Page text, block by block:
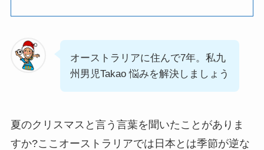
オーストラリアに住んで7年。私九
州男児Takao 悩みを解決しましょう
夏のクリスマスと言う言葉を聞いたことがありま
すか?ここオーストラリアでは日本とは季節が逆な